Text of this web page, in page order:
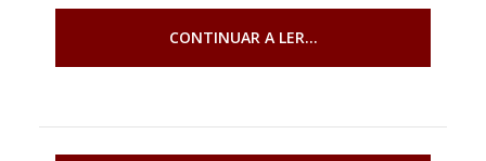
CONTINUAR A LER...